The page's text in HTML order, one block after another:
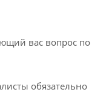
вас вопрос по
обязательно